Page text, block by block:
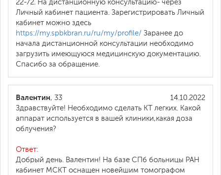
22-72. На дистанционную консультацию- через
Личный кабинет пациента. Зарегистрировать Личный
кабинет можно здесь
https://my.spbkbran.ru/ru/my/profile/ Заранее до
начала дистанционной консультации необходимо
загрузить имеющуюся медицинскую документацию.
Спасибо за обращение.
14.10.2022
Валентин, 33
Здравствуйте! Необходимо сделать КТ легких. Какой
аппарат используется в вашей клиники,какая доза
облучения?
Ответ:
Добрый день. Валентин! На базе СПб больницы РАН
кабинет МСКТ оснащен новейшим томографом